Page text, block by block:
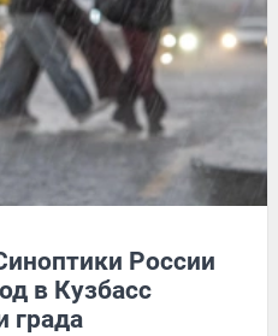
России
в Кузбасс
града